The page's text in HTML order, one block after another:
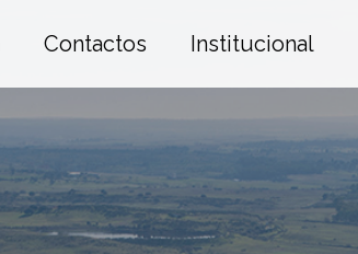
Contactos Institucional